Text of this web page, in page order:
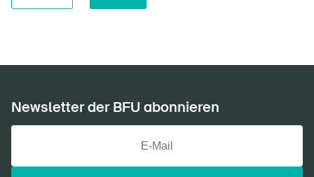
Newsletter der BFU abonnieren